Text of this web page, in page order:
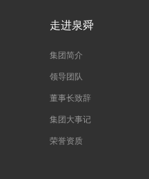
走进泉舜
集团简介
领导团队
董事长致辞
集团大事记
荣誉资质